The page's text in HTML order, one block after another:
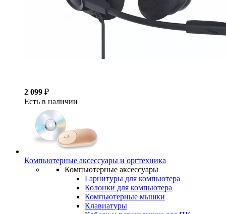
2 099 ₽
Есть в наличии
Компьютерные аксессуары и оргтехника
Компьютерные аксессуары
Гарнитуры для компьютера
Колонки для компьютера
Компьютерные мышки
Клавиатуры